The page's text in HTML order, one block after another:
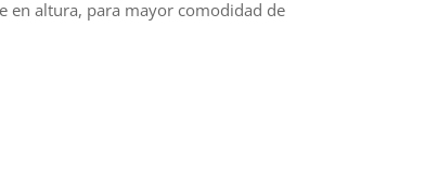
en altura, para mayor comodidad de